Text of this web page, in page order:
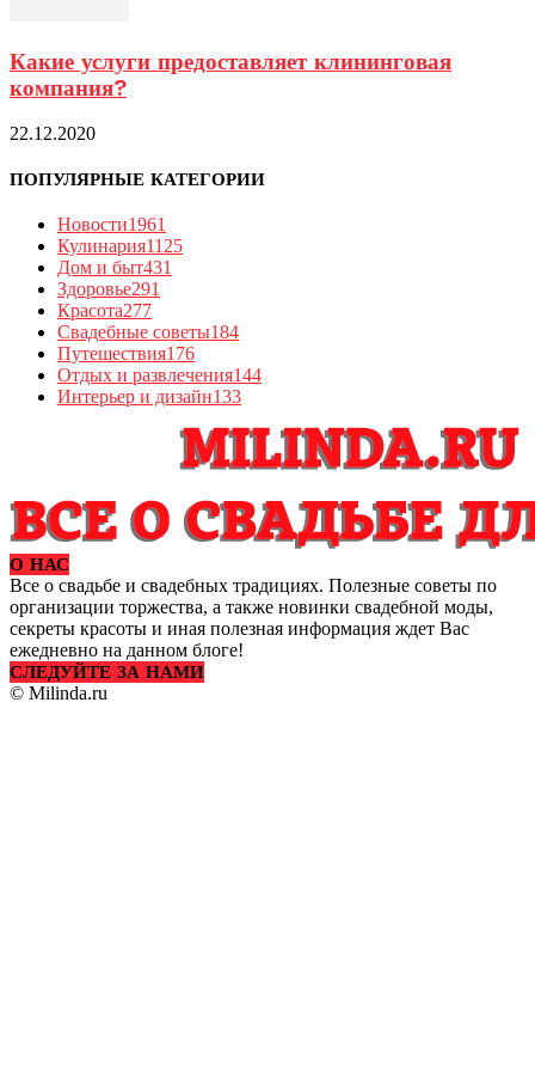
Какие услуги предоставляет клининговая
компания?
22.12.2020
ПОПУЛЯРНЫЕ КАТЕГОРИИ
Новости1961
Кулинария1125
Дом и быт431
Здоровье291
Красота277
Свадебные советы184
Путешествия176
Отдых и развлечения144
Интерьер и дизайн133
О НАС
Все о свадьбе и свадебных традициях. Полезные советы по
организации торжества, а также новинки свадебной моды,
секреты красоты и иная полезная информация ждет Вас
ежедневно на данном блоге!
СЛЕДУЙТЕ ЗА НАМИ
© Milinda.ru